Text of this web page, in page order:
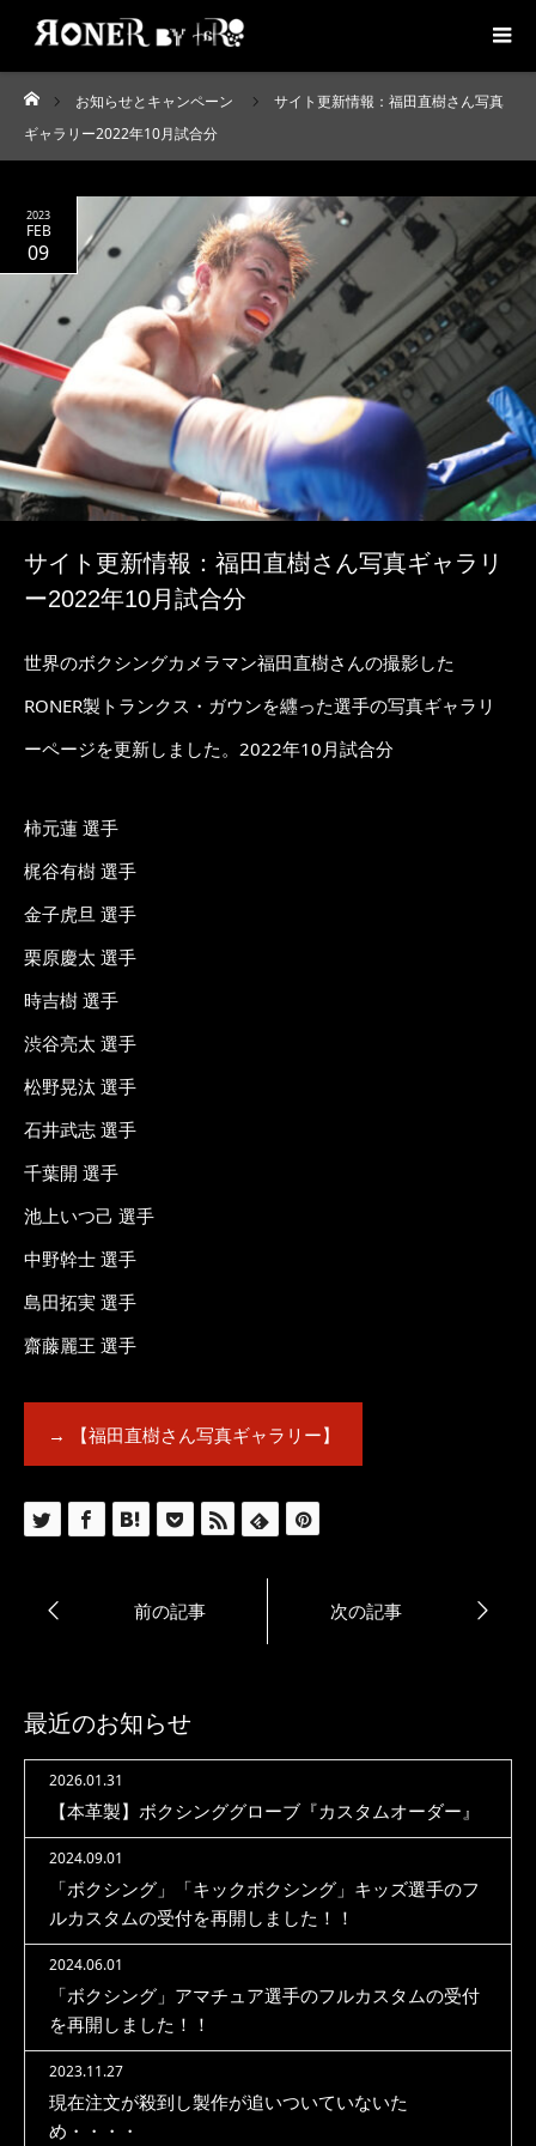
ホーム
お知らせとキャンペーン
サイト更新情報：福田直樹さん写真
ギャラリー2022年10月試合分
2023
FEB
09
サイト更新情報：福田直樹さん写真ギャラリ
ー2022年10月試合分
世界のボクシングカメラマン福田直樹さんの撮影した
RONER製トランクス・ガウンを纒った選手の写真ギャラリ
ーページを更新しました。2022年10月試合分
柿元蓮 選手
梶谷有樹 選手
金子虎旦 選手
栗原慶太 選手
時吉樹 選手
渋谷亮太 選手
松野晃汰 選手
石井武志 選手
千葉開 選手
池上いつ己 選手
中野幹士 選手
島田拓実 選手
齋藤麗王 選手
→ 【福田直樹さん写真ギャラリー】
最近のお知らせ
2026.01.31
【本革製】ボクシンググローブ『カスタムオーダー』
2024.09.01
「ボクシング」「キックボクシング」キッズ選手のフ
ルカスタムの受付を再開しました！！
2024.06.01
「ボクシング」アマチュア選手のフルカスタムの受付
を再開しました！！
2023.11.27
現在注文が殺到し製作が追いついていないた
め・・・・